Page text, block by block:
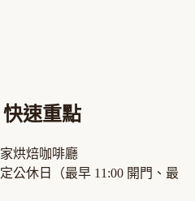
快速重點
烘焙咖啡廳
公休日 （最早 11:00 開門、最